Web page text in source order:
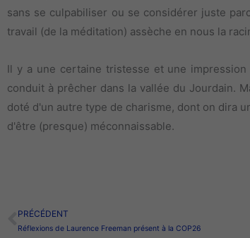
sans se culpabiliser ou se considérer juste
travail (de la méditation) assèche en nous la
Il y a une certaine tristesse et une
conduit à prêcher dans la vallée du Jourdain.
doté d'un autre type de charisme, dont on dira
d'être (presque) méconnaissable.
Précédent
PRÉCÉDENT
Réflexions de Laurence Freeman présent à la COP26